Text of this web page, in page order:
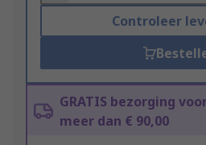
Controleer
GRATIS bezorging
meer dan € 90,00